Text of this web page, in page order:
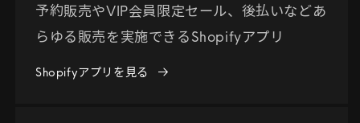
予約販売やVIP会員限定セール、後払いなどあ
らゆる販売を実施できるShopifyアプリ
Shopifyアプリを見る